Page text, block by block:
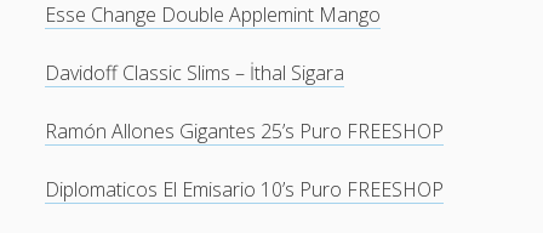
Esse Change Double Applemint Mango
Davidoff Classic Slims – İthal Sigara
Ramón Allones Gigantes 25’s Puro FREESHOP
Diplomaticos El Emisario 10’s Puro FREESHOP